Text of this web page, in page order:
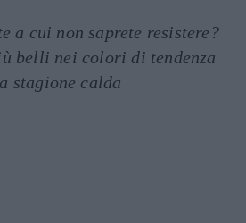
a cui non saprete resistere?
belli nei colori di tendenza
stagione calda